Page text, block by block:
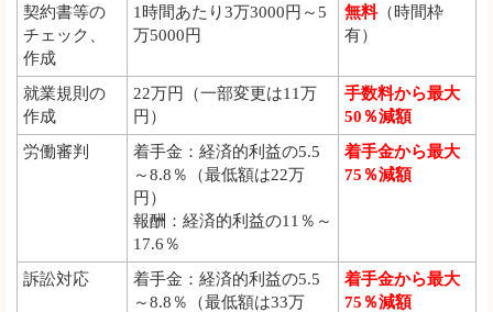
契約書等の
チェック、
作成
1時間あたり3万3000円～5
万5000円
無料（時間枠
有）
就業規則の
作成
22万円（一部変更は11万
円）
手数料から最大
50％減額
労働審判
着手金：経済的利益の5.5
～8.8％（最低額は22万
円）
報酬：経済的利益の11％～
17.6％
着手金から最大
75％減額
訴訟対応
着手金：経済的利益の5.5
～8.8％（最低額は33万
着手金から最大
75％減額